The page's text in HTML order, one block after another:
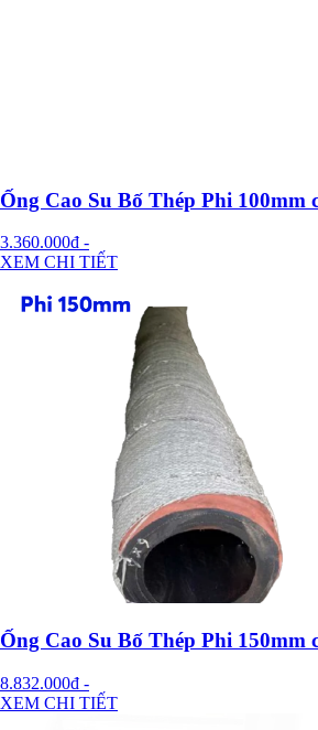
Ống Cao Su Bố Thép Phi 100mm
3.360.000đ -
XEM CHI TIẾT
Ống Cao Su Bố Thép Phi 150mm
8.832.000đ -
XEM CHI TIẾT